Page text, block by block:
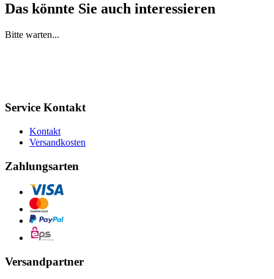
Das könnte Sie auch interessieren
Bitte warten...
Service Kontakt
Kontakt
Versandkosten
Zahlungsarten
Versandpartner